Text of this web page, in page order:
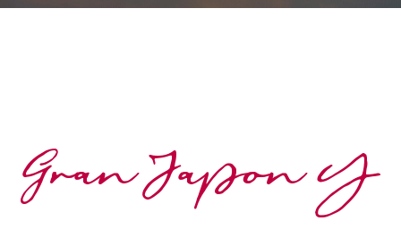
Gran Japon Y